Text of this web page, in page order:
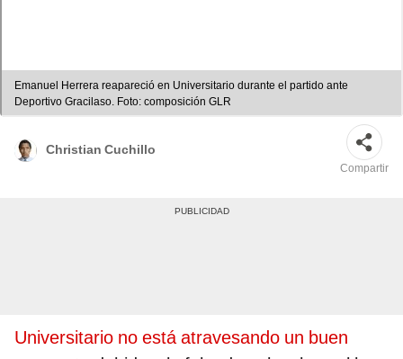
Emanuel Herrera reapareció en Universitario durante el partido ante
Deportivo Gracilaso. Foto: composición GLR
Christian Cuchillo
Compartir
Universitario no está atravesando un buen